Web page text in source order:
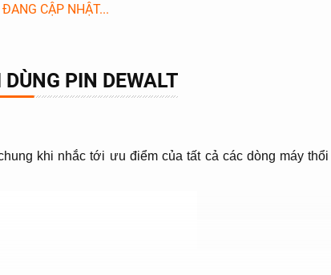
CẬP NHẬT...
PIN DEWALT
khi nhắc tới ưu điểm của tất cả các dòng máy